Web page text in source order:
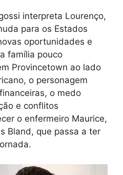
interpreta Lourenço,
para os Estados
oportunidades e
família pouco
Provincetown ao lado
o personagem
o medo
e conflitos
o enfermeiro Maurice,
Bland, que passa a ter